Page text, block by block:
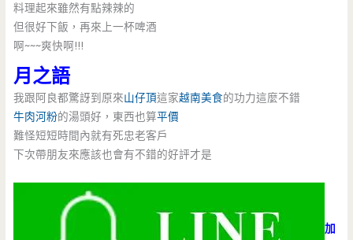
料理起來雖然有點辣辣的
但很好下飯，再來上一杯啤酒
啊~~~爽快啊!!!
月之語
我跟阿良都驚訝到原來山仔頂這家越南美食的功力這麼不錯
牛肉河粉的湯頭好，東西也算平價
難怪短短時間內就有死忠老客戶
下次帶朋友來應該也會有不錯的好評才是
加